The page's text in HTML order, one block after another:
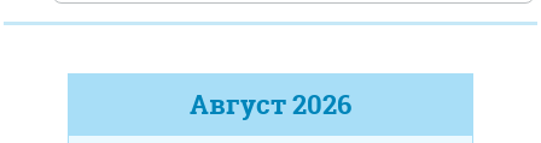
Август2026